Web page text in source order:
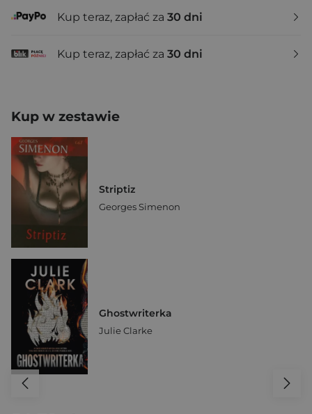
Kup teraz, zapłać za 30 dni
Kup teraz, zapłać za 30 dni
Kup w zestawie
Striptiz
Georges Simenon
Ghostwriterka
Julie Clarke